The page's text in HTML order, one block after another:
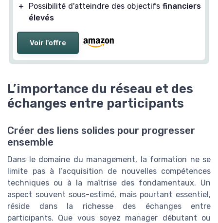
＋
Possibilité d'atteindre des objectifs financiers
élevés
Voir l'offre
L’importance du réseau et des
échanges entre participants
Créer des liens solides pour progresser
ensemble
Dans le domaine du management, la formation ne se
limite pas à l’acquisition de nouvelles compétences
techniques ou à la maîtrise des fondamentaux. Un
aspect souvent sous-estimé, mais pourtant essentiel,
réside dans la richesse des échanges entre
participants. Que vous soyez manager débutant ou